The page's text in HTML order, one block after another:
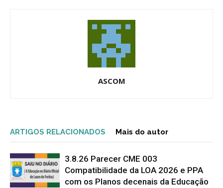
ASCOM
ARTIGOS RELACIONADOS Mais do autor
3.8.26 Parecer CME 003
Compatibilidade da LOA 2026 e PPA
com os Planos decenais da Educação